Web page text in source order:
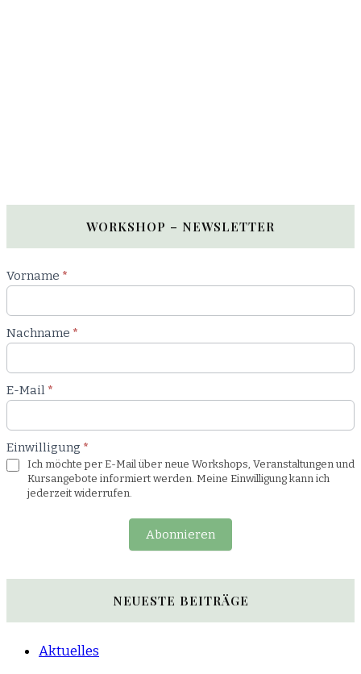
WORKSHOP – NEWSLETTER
Newsletter
Workshop
Vorname *
Nachname *
E-Mail *
Einwilligung *
Ich möchte per E-Mail über neue Workshops, Veranstaltungen und
Kursangebote informiert werden. Meine Einwilligung kann ich
jederzeit widerrufen.
Abonnieren
NEUESTE BEITRÄGE
Aktuelles